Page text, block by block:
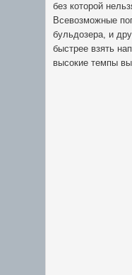
без которой
Всевозможные
бульдозера, и
быстрее взять
высокие темпы